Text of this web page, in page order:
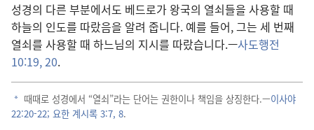
성경의 다른 부분에서도 베드로가 왕국의 열쇠들을 사용할 때
하늘의 인도를 따랐음을 알려 줍니다. 예를 들어, 그는 세 번째
열쇠를 사용할 때 하느님의 지시를 따랐습니다.—사도행전
10:19, 20.
a 때때로 성경에서 “열쇠”라는 단어는 권한이나 책임을 상징한다.—이사야
22:20-22; 요한 계시록 3:7, 8.